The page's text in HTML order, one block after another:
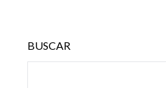
BUSCAR